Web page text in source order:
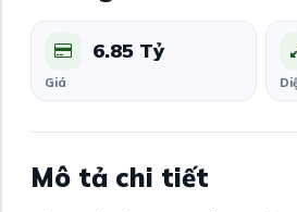
6.85 Tỷ
Giá
Mô tả chi tiết